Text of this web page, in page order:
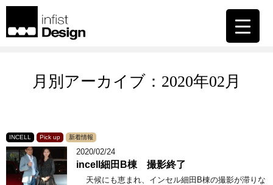
月別アーカイブ：2020年02月
INCELL Pick up 新着情報
2020/02/24
incell細田B棟 撮影終了
天候にも恵まれ、インセル細田B棟の撮影が滞りな